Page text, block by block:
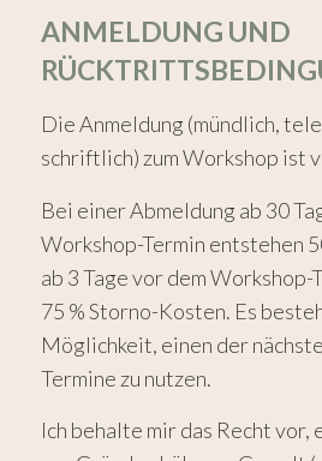
ANMELDUNG UND
Die Anmeldung (mündlich,
schriftlich) zum Workshop ist
Bei einer Abmeldung ab 30
Workshop-Termin entstehen
ab 3 Tage vor dem
75 % Storno-Kosten. Es
Möglichkeit, einen der
Termine zu nutzen.
Ich behalte mir das Recht vor,